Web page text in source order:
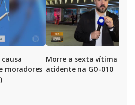
moradores
Morre a sexta vítima de
acidente na GO-010